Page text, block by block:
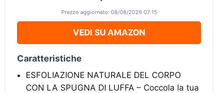
Prezzo aggiornato: 08/08/2026 07:15
VEDI SU AMAZON
Caratteristiche
ESFOLIAZIONE NATURALE DEL CORPO
CON LA SPUGNA DI LUFFA – Coccola la tua